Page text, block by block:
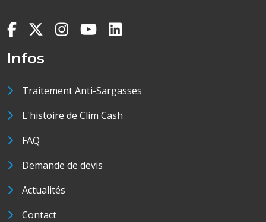
Infos
Traitement Anti-Sargasses
L'histoire de Clim Cash
FAQ
Demande de devis
Actualités
Contact